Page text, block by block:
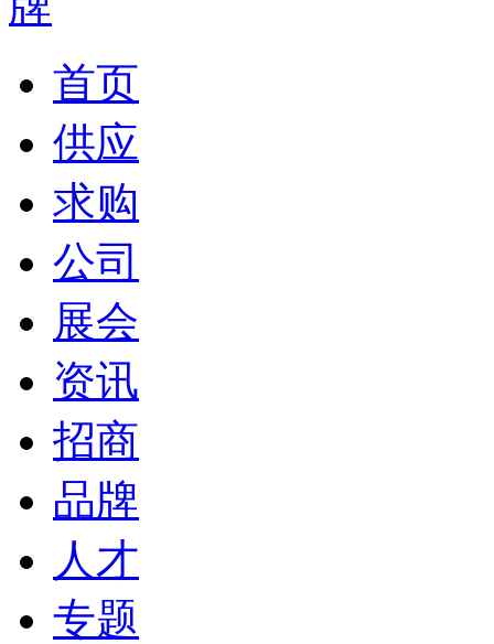
首页
供应
求购
公司
展会
资讯
招商
品牌
人才
专题